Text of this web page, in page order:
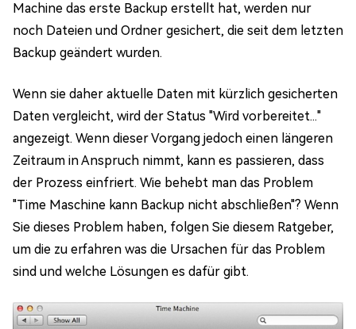
Machine das erste Backup erstellt hat, werden nur
noch Dateien und Ordner gesichert, die seit dem letzten
Backup geändert wurden.
Wenn sie daher aktuelle Daten mit kürzlich gesicherten
Daten vergleicht, wird der Status "Wird vorbereitet..."
angezeigt. Wenn dieser Vorgang jedoch einen längeren
Zeitraum in Anspruch nimmt, kann es passieren, dass
der Prozess einfriert. Wie behebt man das Problem
"Time Maschine kann Backup nicht abschließen"? Wenn
Sie dieses Problem haben, folgen Sie diesem Ratgeber,
um die zu erfahren was die Ursachen für das Problem
sind und welche Lösungen es dafür gibt.